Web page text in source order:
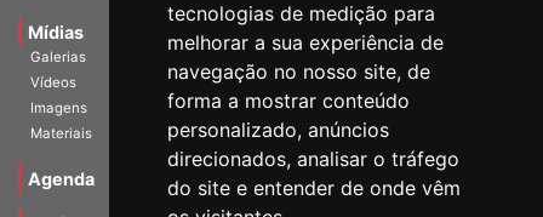
tecnologias de medição para
melhorar a sua experiência de
navegação no nosso site, de
forma a mostrar conteúdo
personalizado, anúncios
direcionados, analisar o tráfego
do site e entender de onde vêm
Mídias
Galerias
Vídeos
Imagens
Materiais
Agenda